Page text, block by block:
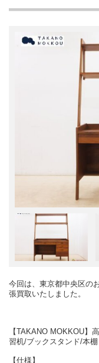
今回は、東京都中央区の
張買取いたしました。
【TAKANO MOKKOU】
習机/ブックスタンド/本
【仕様】